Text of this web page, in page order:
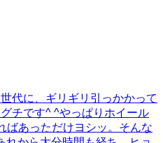
代に、ギリギリ引っかかって
チです^ ^やっぱりホイール
ばあっただけヨシッ。そんな